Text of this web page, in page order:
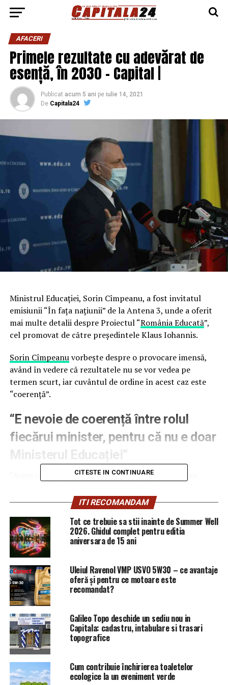
AFACERI
Primele rezultate cu adevărat de
esență, în 2030 – Capital |
Publicat acum 5 ani pe iulie 14, 2021
De Capitala24
Ministrul Educaţiei, Sorin Cîmpeanu, a fost invitatul
emisiunii “În fața națiunii” de la Antena 3, unde a oferit
mai multe detalii despre Proiectul “România Educată”,
cel promovat de către preşedintele Klaus Iohannis.
Sorin Cîmpeanuvorbeşte despre o provocare imensă,
având în vedere că rezultatele nu se vor vedea pe
termen scurt, iar cuvântul de ordine în acest caz este
“coerenţă”.
“E nevoie de coerență între rolul
fiecărui minister, pentru că nu e doar
Ministerul Educației”
“Avem ca obiectiv și un curriculum elaborat pentru
ansambu: e nevoie de coerență și echilibru, pe de o parte
între nevoia de schimbare, pe care o reclamă toată
lumea, și nevoia de predictibilitate.
E nevoie de coerență și echilibru între echitate și
performanță. Este nevoie de coerență și echilibru între
între politici naționale unitare și nevoia de
descentralizare. E nevoie de coerență și echilibru între
ținte, care pleacă de la educația preșcolară, până la
sistemul de învățământ universitar. Toate acestea
trebuie să fie privite într-un ansamblu, de asta spun că e
nevoie de coerență.
E nevoie de coerență între resurse, resurse din bugetul
național, resurse din fonduri europene clasice și
resursele unice prin PNRR, unde aveam doar sub
CITESTE IN CONTINUARE
ITI RECOMANDAM
Tot ce trebuie sa stii inainte de Summer Well
2026. Ghidul complet pentru editia
aniversara de 15 ani
Uleiul Ravenol VMP USVO 5W30 – ce avantaje
oferă și pentru ce motoare este
recomandat?
Galileo Topo deschide un sediu nou in
Capitala: cadastru, intabulare si trasari
topografice
Cum contribuie închirierea toaletelor
ecologice la un eveniment verde